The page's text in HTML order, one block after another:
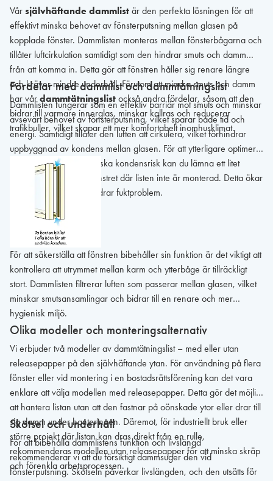
Vår självhäftande dammlist är den perfekta lösningen för att
effektivt minska behovet av fönsterputsning mellan glasen på
kopplade fönster. Dammlisten monteras mellan fönsterbågarna och
tillåter luftcirkulation samtidigt som den hindrar smuts och damm
från att komma in. Detta gör att fönstren håller sig renare längre
och kräver mindre underhåll. Förutom att minska smuts och damm
har vårdammtätningslist också andra fördelar, såsom att den
bidrar till varmare innerglas, minskar kallras och reducerar
trafikbuller, vilket skapar ett mer komfortabelt inomhusklimat.
Fördelar med dammlist och dammtätningslist
Dammlisten fungerar som en effektiv barriär mot smuts och minskar
avsevärt behovet av fönsterputsning, vilket sparar både tid och
energi. Samtidigt tillåter den luften att cirkulera, vilket förhindrar
uppbyggnad av kondens mellan glasen. För att ytterligare optimera
luftcirkulationen och minska kondensrisk kan du lämna ett litet
utrymme i hörnen på fönstret där listen inte är monterad. Detta ökar
ventilationen och förhindrar fuktproblem.
För att säkerställa att fönstren bibehåller sin funktion är det viktigt att
kontrollera att utrymmet mellan karm och ytterbåge är tillräckligt
stort. Dammlisten filtrerar luften som passerar mellan glasen, vilket
minskar smutsansamlingar och bidrar till en renare och mer
hygienisk miljö.
Olika modeller och monteringsalternativ
Vi erbjuder två modeller av dammtätningslist – med eller utan
releasepapper på den självhäftande ytan. För användning på flera
fönster eller vid montering i en bostadsrättsförening kan det vara
enklare att välja modellen med releasepapper. Detta gör det möjligt
att hantera listan utan att den fastnar på oönskade ytor eller drar till
sig damm under hanteringen. Däremot, för industriellt bruk eller
större projekt där listan kan dras direkt från en rulle,
rekommenderas modellen utan releasepapper för att minska skräp
och förenkla arbetsprocessen.
Skötsel och underhåll
För att bibehålla dammlistens funktion och livslängd
rekommenderar vi att du försiktigt dammsuger den vid
fönsterputsning. Skötseln påverkar livslängden, och den utsätts för